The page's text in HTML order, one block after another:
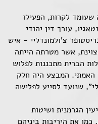
לקרות, הפעילו
עורך דין יהודי
צ'ולמונדליי - איש
אשר מטרתה הייתה
הברית מתכננות לפלוש
האמתי. המבצע היה חלק
שנועד לסייע לפלישה
הגרמנית ושיטות
את היריבות ביניהם